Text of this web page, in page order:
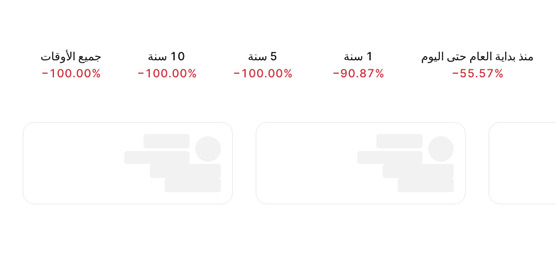
منذ بداية العام حتى اليوم
−55.57%
‎1‎ سنة
−90.87%
‎5‎ سنة
−100.00%
‎10‎ سنة
−100.00%
جميع الأوقات
−100.00%